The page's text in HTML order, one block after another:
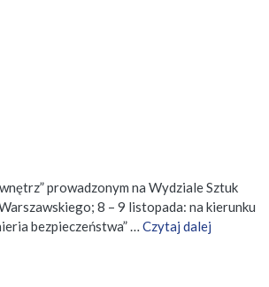
prowadzonym na Wydziale Sztuk
8 – 9 listopada: na kierunku
bezpieczeństwa” … Czytaj dalej